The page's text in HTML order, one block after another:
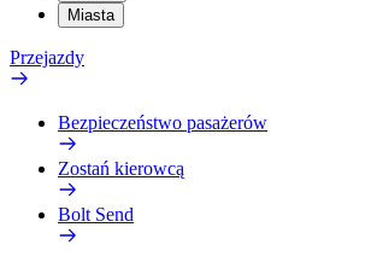
Miasta
Przejazdy
Bezpieczeństwo pasażerów
Zostań kierowcą
Bolt Send